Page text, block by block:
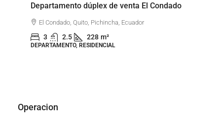
Departamento dúplex de venta El Condado
El Condado, Quito, Pichincha, Ecuador
3 2.5 228 m²
DEPARTAMENTO, RESIDENCIAL
Operacion